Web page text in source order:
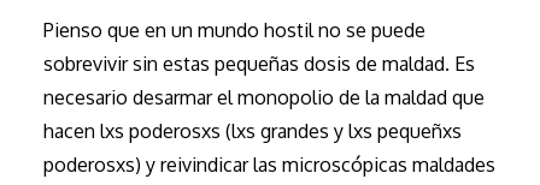
Pienso que en un mundo hostil no se puede
sobrevivir sin estas pequeñas dosis de maldad. Es
necesario desarmar el monopolio de la maldad que
hacen lxs poderosxs (lxs grandes y lxs pequeñxs
poderosxs) y reivindicar las microscópicas maldades